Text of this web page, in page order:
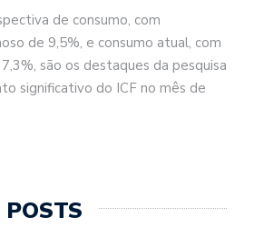
de consumo, com
de 9,5%, e consumo atual, com
são os destaques da pesquisa
significativo do ICF no mês de